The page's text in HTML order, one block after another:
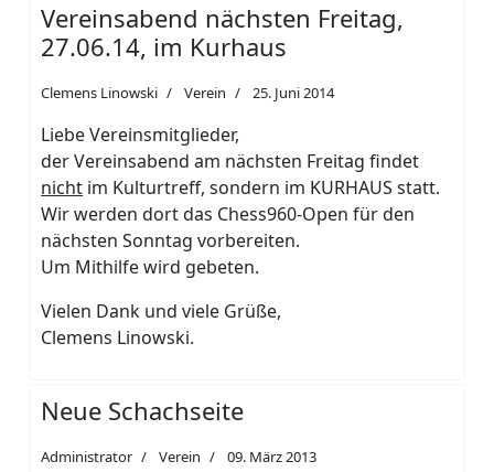
Vereinsabend nächsten Freitag,
27.06.14, im Kurhaus
Clemens Linowski Verein 25. Juni 2014
Liebe Vereinsmitglieder,
der Vereinsabend am nächsten Freitag findet
nicht im Kulturtreff, sondern im KURHAUS statt.
Wir werden dort das Chess960-Open für den
nächsten Sonntag vorbereiten.
Um Mithilfe wird gebeten.
Vielen Dank und viele Grüße,
Clemens Linowski.
Neue Schachseite
Administrator Verein 09. März 2013